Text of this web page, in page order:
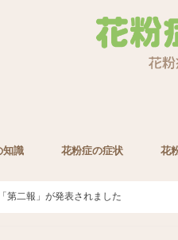
知識 花粉症の症状 花
第二報」が発表されました